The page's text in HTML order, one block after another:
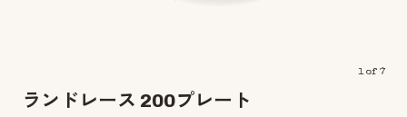
1of 7
ランドレース 200プレート